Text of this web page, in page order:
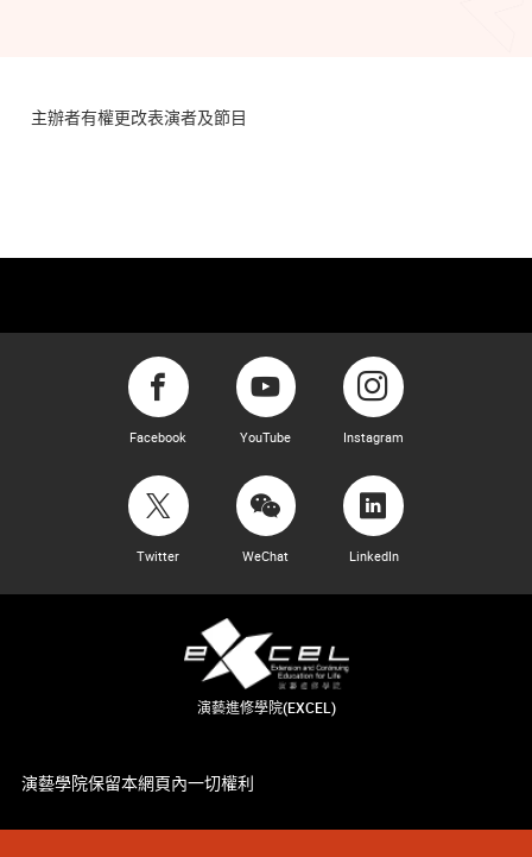
主辦者有權更改表演者及節目
Facebook YouTube Instagram
Twitter WeChat LinkedIn
演藝進修學院(EXCEL)
演藝學院保留本網頁內一切權利